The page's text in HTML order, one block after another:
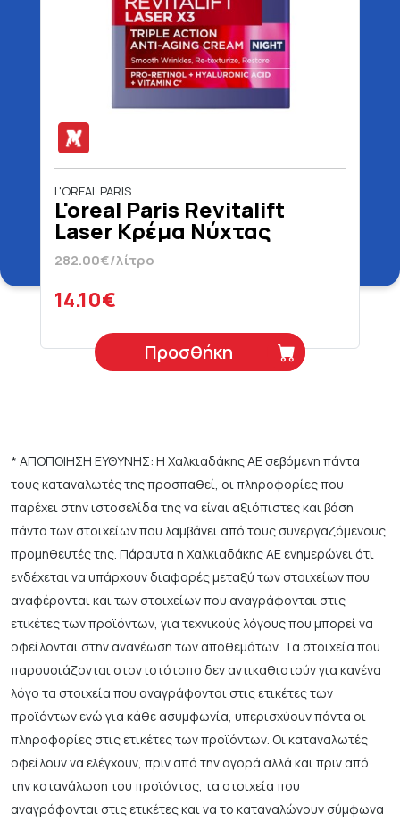
L'OREAL PARIS
L'oreal Paris Revitalift
Laser Κρέμα Νύχτας
Τριπλή Δράση 50 ml
282.00€/λίτρο
14.10€
Προσθήκη
* ΑΠΟΠΟΙΗΣΗ ΕΥΘΥΝΗΣ: Η Χαλκιαδάκης ΑΕ σεβόμενη πάντα
τους καταναλωτές της προσπαθεί, οι πληροφορίες που
παρέχει στην ιστοσελίδα της να είναι αξιόπιστες και βάση
πάντα των στοιχείων που λαμβάνει από τους συνεργαζόμενους
προμηθευτές της. Πάραυτα η Χαλκιαδάκης ΑΕ ενημερώνει ότι
ενδέχεται να υπάρχουν διαφορές μεταξύ των στοιχείων που
αναφέρονται και των στοιχείων που αναγράφονται στις
ετικέτες των προϊόντων, για τεχνικούς λόγους που μπορεί να
οφείλονται στην ανανέωση των αποθεμάτων. Τα στοιχεία που
παρουσιάζονται στον ιστότοπο δεν αντικαθιστούν για κανένα
λόγο τα στοιχεία που αναγράφονται στις ετικέτες των
προϊόντων ενώ για κάθε ασυμφωνία, υπερισχύουν πάντα οι
πληροφορίες στις ετικέτες των προϊόντων. Οι καταναλωτές
οφείλουν να ελέγχουν, πριν από την αγορά αλλά και πριν από
την κατανάλωση του προϊόντος, τα στοιχεία που
αναγράφονται στις ετικέτες και να το καταναλώνουν σύμφωνα